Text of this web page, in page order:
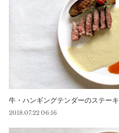
牛・ハンギングテンダーのステーキ
2018.07.22 06:16